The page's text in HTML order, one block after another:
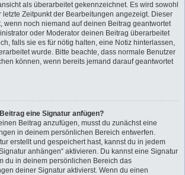
als überarbeitet gekennzeichnet. Es wird sowohl
letzte Zeitpunkt der Bearbeitungen angezeigt. Dieser
wenn noch niemand auf deinen Beitrag geantwortet
oder Moderator deinen Beitrag überarbeitet
falls sie es für nötig halten, eine Notiz hinterlassen,
wurde. Bitte beachte, dass normale Benutzer
können, wenn bereits jemand darauf geantwortet
eine Signatur anfügen?
Beitrag anzufügen, musst du zunächst eine
in deinem persönlichen Bereich entwerfen.
erstellt und gespeichert hast, kannst du in jedem
anhängen“ aktivieren. Du kannst eine Signatur
du in deinem persönlichen Bereich das
deiner Signatur aktivierst. Wenn du einen